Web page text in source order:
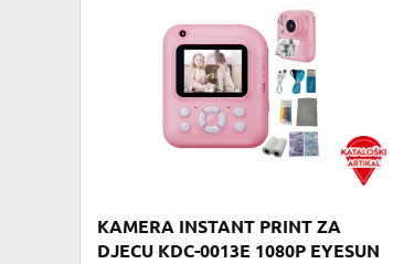
KAMERA INSTANT PRINT ZA
DJECU KDC-0013E 1080P EYESUN